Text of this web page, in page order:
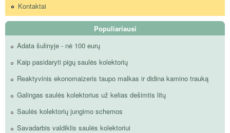
Kontaktai
Populiariausi
Adata šulinyje - nė 100 eurų
Kaip pasidaryti pigų saulės kolektorių
Reaktyvinis ekonomaizeris taupo malkas ir didina kamino trauką
Galingas saulės kolektorius už kelias dešimtis litų
Saulės kolektorių jungimo schemos
Savadarbis valdiklis saulės kolektoriui